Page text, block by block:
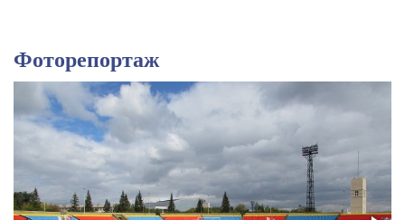
Фоторепортаж